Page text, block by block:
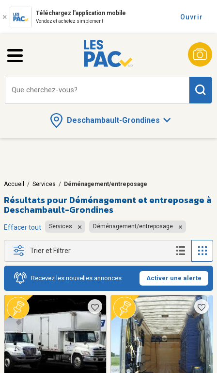
Téléchargez l'application mobile
Vendez et achetez simplement
Ouvrir
Deschambault-Grondines
Que cherchez-vous?
Accueil / Services / Déménagement/entreposage
Résultats pour Déménagement et entreposage à
Deschambault-Grondines
Effacer tout Services Déménagement/entreposage
Trier et Filtrer
Recevez les nouvelles annonces Activer une alerte